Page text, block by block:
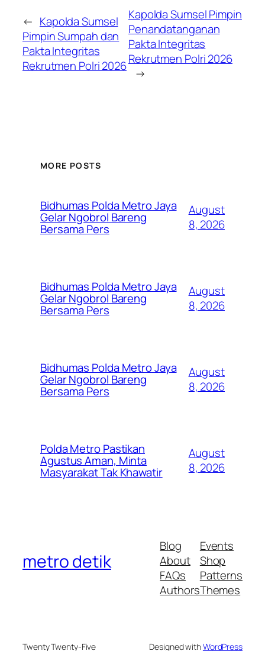
← Kapolda Sumsel
Pimpin Sumpah dan
Pakta Integritas
Rekrutmen Polri 2026
Kapolda Sumsel Pimpin
Penandatanganan
Pakta Integritas
Rekrutmen Polri 2026
→
MORE POSTS
Bidhumas Polda Metro Jaya
Gelar Ngobrol Bareng
Bersama Pers
August
8, 2026
Bidhumas Polda Metro Jaya
Gelar Ngobrol Bareng
Bersama Pers
August
8, 2026
Bidhumas Polda Metro Jaya
Gelar Ngobrol Bareng
Bersama Pers
August
8, 2026
Polda Metro Pastikan
Agustus Aman, Minta
Masyarakat Tak Khawatir
August
8, 2026
metro detik
Blog
About
FAQs
Authors
Events
Shop
Patterns
Themes
Twenty Twenty-Five Designed withWordPress